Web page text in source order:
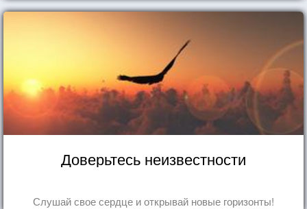
Доверьтесь неизвестности
Слушай свое сердце и открывай новые горизонты!